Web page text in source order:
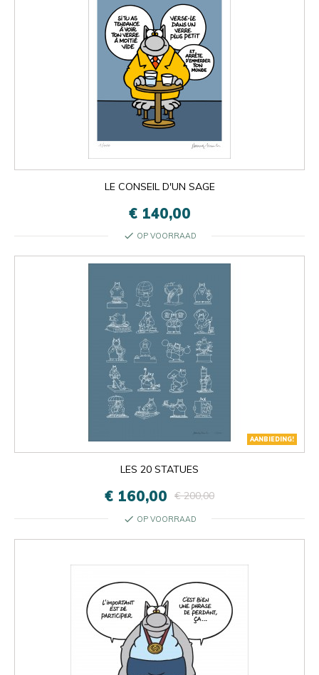
LE CONSEIL D'UN SAGE
€ 140,00
check OP VOORRAAD
AANBIEDING!
LES 20 STATUES
€ 160,00 € 200,00
check OP VOORRAAD
close

Oké